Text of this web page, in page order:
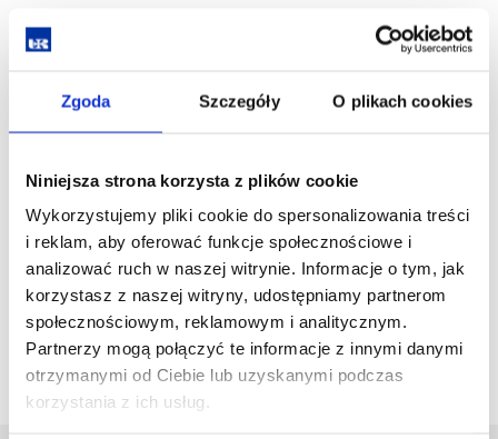
Zgoda Szczegóły O plikach cookies
Niniejsza strona korzysta z plików cookie
Wykorzystujemy pliki cookie do spersonalizowania treści
i reklam, aby oferować funkcje społecznościowe i
analizować ruch w naszej witrynie. Informacje o tym, jak
korzystasz z naszej witryny, udostępniamy partnerom
społecznościowym, reklamowym i analitycznym.
Partnerzy mogą połączyć te informacje z innymi danymi
otrzymanymi od Ciebie lub uzyskanymi podczas
korzystania z ich usług.
Wykaz czasopism naukowych z przypisaną liczbą punktów
- 9.02.2021 r.
Wykaz czasopism naukowych z przypisaną liczbą punktów
- aktualizacja 18.02.2021 r.
Wykazy Ministerstwa Nauki i Szkolnictwa Wyższego:
Wykaz wydawnictw publikujących recenzowane
monografie naukowe
Wykaz MNiSW czasopism naukowych z przypisaną liczbą
punktów
- 18.12.2019 r.